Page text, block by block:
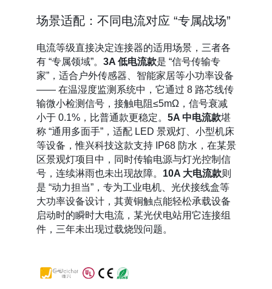
场景适配：不同电流对应 “专属战场”
电流等级直接决定连接器的适用场景，三者各
有 “专属领域”。 3A 低电流款是 “信号传输专
家”，适合户外传感器、智能家居等小功率设备
—— 在温湿度监测系统中，它通过 8 路芯线传
输微小检测信号，接触电阻≤5mΩ，信号衰减
小于 0.1%，比普通款更稳定。 5A 中电流款堪
称 “通用多面手”，适配 LED 景观灯、小型机床
等设备，惟兴科技这款支持 IP68 防水，在某景
区景观灯项目中，同时传输电源与灯光控制信
号，连续淋雨也未出现故障。 10A 大电流款则
是 “动力担当”，专为工业电机、光伏接线盒等
大功率设备设计，其黄铜触点能轻松承载设备
启动时的瞬时大电流，某光伏电站用它连接组
件，三年未出现过载烧毁问题。